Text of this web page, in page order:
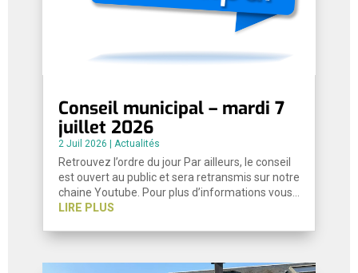
Conseil municipal – mardi 7
juillet 2026
2 Juil 2026 Actualités
Retrouvez l’ordre du jour Par ailleurs, le conseil
est ouvert au public et sera retransmis sur notre
chaine Youtube. Pour plus d’informations vous…
LIRE PLUS